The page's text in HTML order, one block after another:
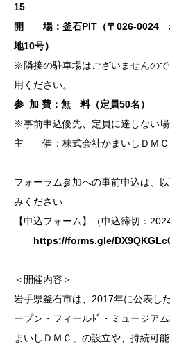
15
開 場：釜石PIT（〒026-0024
地10号）
※隣接の駐車場はございませんの
用ください。
参 加 費：無 料（定員50名）
※事前申込優先、定員に達しない場
主 催：株式会社かまいしＤＭＣ
フォーラム参加への事前申込は、
みください
【申込フォーム】（申込締切：
https://forms.gle/
＜開催内容＞
岩手県釜石市は、2017年に公表し
ープン・フィールﾄﾞ・ミュージア
まいしＤＭＣ」の設立や、持続可